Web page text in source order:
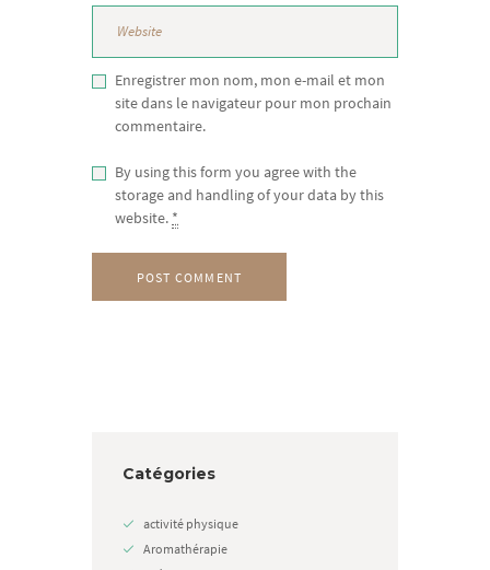
Enregistrer mon nom, mon e-mail et mon
site dans le navigateur pour mon prochain
commentaire.
By using this form you agree with the
storage and handling of your data by this
website. *
Catégories
activité physique
Aromathérapie